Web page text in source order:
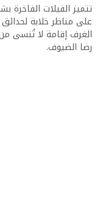
تتميز الفيلات الفاخرة
على مناظر خلابة
الغرف إقامة لا تُنسى
رضا الضيوف.